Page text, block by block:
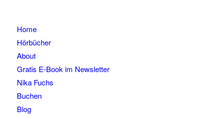
Home
Hörbücher
About
Gratis E-Book im Newsletter
Nika Fuchs
Buchen
Blog